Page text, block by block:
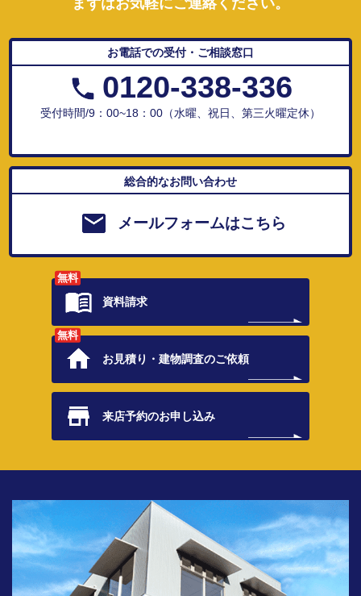
まずはお気軽にご連絡ください。
お電話での受付・ご相談窓口
0120-338-336
受付時間/9：00~18：00（水曜、祝日、第三火曜定休）
総合的なお問い合わせ
メールフォームはこちら
無料
資料請求
無料
お見積り・建物調査のご依頼
来店予約のお申し込み